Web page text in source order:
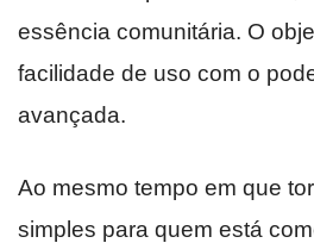
essência comunitária. O
facilidade de uso com o
avançada.
Ao mesmo tempo em que
simples para quem está